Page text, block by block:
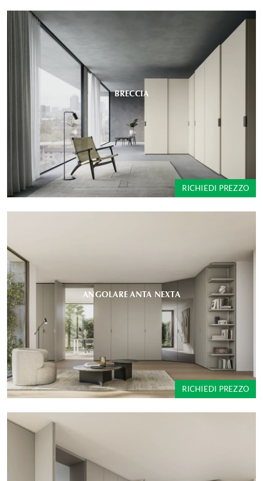
BRECCIA
RICHIEDI PREZZO
ANGOLARE ANTA NEXTA
RICHIEDI PREZZO